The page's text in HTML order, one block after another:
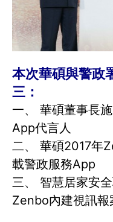
本次華碩與警政
三：
一、 華碩董事長
App代言人
二、 華碩2017年
載警政服務App
三、 智慧居家安
Zenbo內建視訊報